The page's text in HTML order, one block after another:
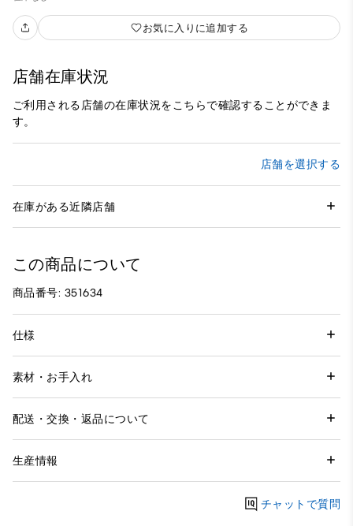
お気に入りに追加する
店舗在庫状況
ご利用される店舗の在庫状況をこちらで確認することができま
す。
店舗を選択する
在庫がある近隣店舗
この商品について
商品番号: 351634
仕様
素材・お手入れ
配送・交換・返品について
生産情報
チャットで質問